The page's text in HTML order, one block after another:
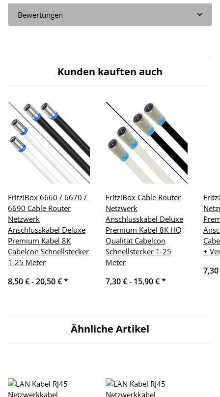
Bewertungen
Kunden kauften auch
Fritz!Box 6660 / 6670 /
6690 Cable Router
Netzwerk
Anschlusskabel Deluxe
Premium Kabel 8K
Cabelcon Schnellstecker
1-25 Meter
8,50 € -20,50 €*
Fritz!Box Cable Router
Netzwerk
Anschlusskabel Deluxe
Premium Kabel 8K HQ
Qualität Cabelcon
Schnellstecker 1-25
Meter
7,30 € - 15,90 €*
+
Ähnliche Artikel